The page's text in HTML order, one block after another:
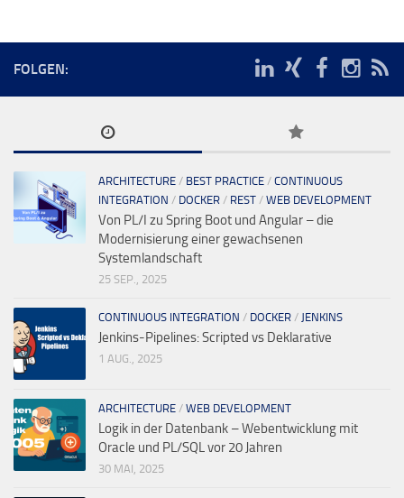
FOLGEN:
ARCHITECTURE / BEST PRACTICE / CONTINUOUS
INTEGRATION / DOCKER / REST / WEB DEVELOPMENT
Von PL/I zu Spring Boot und Angular – die
Modernisierung einer gewachsenen
Systemlandschaft
25 SEP., 2025
CONTINUOUS INTEGRATION / DOCKER / JENKINS
Jenkins-Pipelines: Scripted vs Deklarative
1 AUG., 2025
ARCHITECTURE / WEB DEVELOPMENT
Logik in der Datenbank – Webentwicklung mit
Oracle und PL/SQL vor 20 Jahren
30 MAI, 2025